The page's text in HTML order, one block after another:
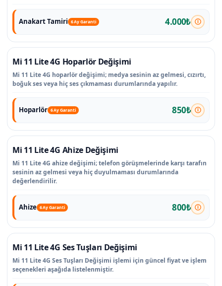
Anakart Tamiri 6 Ay Garanti 4.000₺
Mi 11 Lite 4G Hoparlör Değişimi
Mi 11 Lite 4G hoparlör değişimi; medya sesinin az gelmesi, cızırtı,
boğuk ses veya hiç ses çıkmaması durumlarında yapılır.
Hoparlör 6 Ay Garanti 850₺
Mi 11 Lite 4G Ahize Değişimi
Mi 11 Lite 4G ahize değişimi; telefon görüşmelerinde karşı tarafın
sesinin az gelmesi veya hiç duyulmaması durumlarında
değerlendirilir.
Ahize 6 Ay Garanti 800₺
Mi 11 Lite 4G Ses Tuşları Değişimi
Mi 11 Lite 4G Ses Tuşları Değişimi işlemi için güncel fiyat ve işlem
seçenekleri aşağıda listelenmiştir.